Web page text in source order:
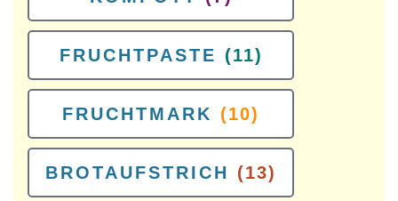
FRUCHTPASTE (11)
FRUCHTMARK (10)
BROTAUFSTRICH (13)